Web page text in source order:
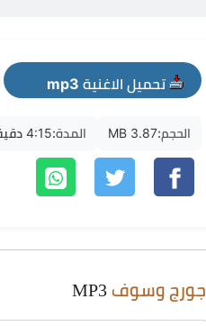
تحميل الاغنية mp3
الحجم:3.87 MB المدة:4:15 دقيقة
جورج وسوف